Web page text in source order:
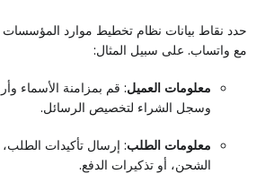
مع واتساب. على سبيل المثال:
معلومات العميل: قم بمزامنة الأسماء
وسجل الشراء لتخصيص الرسائل.
معلومات الطلب: إرسال تأكيدات الطلب،
الشحن، أو تذكيرات الدفع.